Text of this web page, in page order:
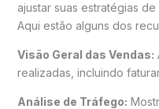
ajustar suas estratégias
Aqui estão alguns dos
Visão Geral das Vendas:
realizadas, incluindo
Análise de Tráfego: